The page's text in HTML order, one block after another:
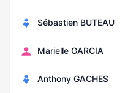
Sébastien BUTEAU
Marielle GARCIA
Anthony GACHES